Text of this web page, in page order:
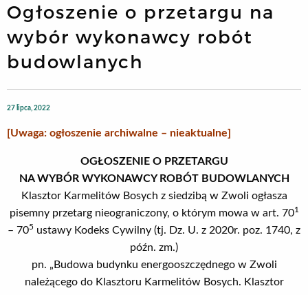
Ogłoszenie o przetargu na
wybór wykonawcy robót
budowlanych
27 lipca, 2022
[Uwaga: ogłoszenie archiwalne – nieaktualne]
OGŁOSZENIE O PRZETARGU
NA WYBÓR WYKONAWCY ROBÓT BUDOWLANYCH
Klasztor Karmelitów Bosych z siedzibą w Zwoli ogłasza
pisemny przetarg nieograniczony, o którym mowa w art. 701
– 705 ustawy Kodeks Cywilny (tj. Dz. U. z 2020r. poz. 1740, z
późn. zm.)
pn. „Budowa budynku energooszczędnego w Zwoli
należącego do Klasztoru Karmelitów Bosych. Klasztor